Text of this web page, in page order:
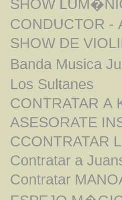
SHOW
CONDUCTOR -
SHOW DE
Banda Musica
Los Sultanes
CONTRATAR A
ASESORATE
CCONTRATAR
Contratar a
Contratar